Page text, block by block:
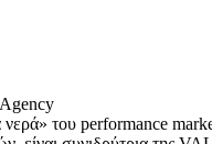
νερά» του performance